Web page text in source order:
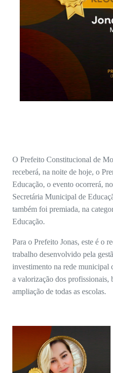
O Prefeito Constitucional de
receberá, na noite de hoje, o
Educação, o evento ocorrerá,
Secretária Municipal de
também foi premiada, na
Educação.
Para o Prefeito Jonas, este é o
trabalho desenvolvido pela
investimento na rede municipal
a valorização dos profissionais,
ampliação de todas as escolas.